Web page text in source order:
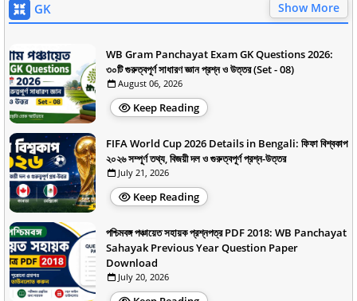
GK Show More
WB Gram Panchayat Exam GK Questions 2026:
৩০টি গুরুত্বপূর্ণ সাধারণ জ্ঞান প্রশ্ন ও উত্তর (Set - 08)
August 06, 2026
Keep Reading
FIFA World Cup 2026 Details in Bengali: ফিফা বিশ্বকাপ
২০২৬ সম্পূর্ণ তথ্য, বিজয়ী দল ও গুরুত্বপূর্ণ প্রশ্ন-উত্তর
July 21, 2026
Keep Reading
পশ্চিমবঙ্গ পঞ্চায়েত সহায়ক প্রশ্নপত্র PDF 2018: WB Panchayat
Sahayak Previous Year Question Paper
Download
July 20, 2026